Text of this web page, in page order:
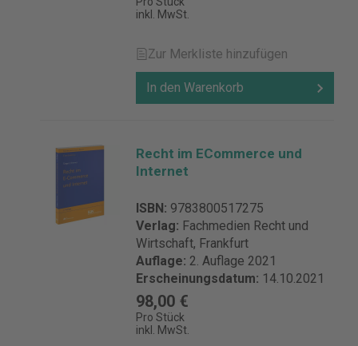
inkl. MwSt.
Zur Merkliste hinzufügen
In den Warenkorb
Recht im ECommerce und
Internet
ISBN: 9783800517275
Verlag: Fachmedien Recht und
Wirtschaft, Frankfurt
Auflage: 2. Auflage 2021
Erscheinungsdatum: 14.10.2021
98,00 €
Pro Stück
inkl. MwSt.